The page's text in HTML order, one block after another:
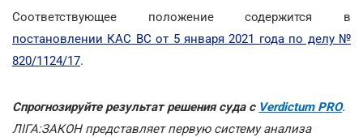
Соответствующее положение содержится в
постановлении КАС ВС от 5 января 2021 года по делу №
820/1124/17.
Спрогнозируйте результат решения суда с Verdictum PRO.
ЛІГА:ЗАКОН представляет первую систему анализа